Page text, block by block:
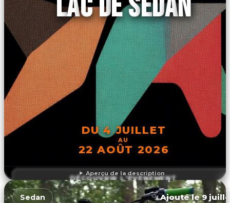
Aperçu de la description
LAC DE SEDAN
DU 4 JUILLET
AU
22 AOÛT 2026
DÉCOUVRIR L'ÉVÉNEMENT
Sedan Ajouté le 9